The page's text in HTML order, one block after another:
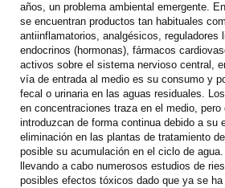
años, un problema ambiental emergente.
se encuentran productos tan habituales
antiinflamatorios, analgésicos, reguladores
endocrinos (hormonas), fármacos
activos sobre el sistema nervioso central,
vía de entrada al medio es su consumo y
fecal o urinaria en las aguas residuales.
en concentraciones traza en el medio, pero
introduzcan de forma continua debido a su
eliminación en las plantas de tratamiento
posible su acumulación en el ciclo de
llevando a cabo numerosos estudios de
posibles efectos tóxicos dado que ya se